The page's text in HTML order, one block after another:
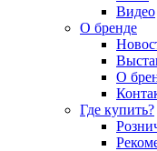
Видео
О бренде
О
Где купить?